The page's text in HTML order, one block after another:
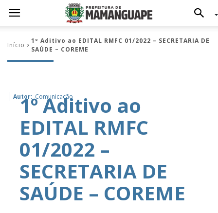
Início
1º Aditivo ao EDITAL RMFC 01/2022 – SECRETARIA DE
SAÚDE – COREME
Autor: Comunicação
1º Aditivo ao
EDITAL RMFC
01/2022 –
SECRETARIA DE
SAÚDE – COREME